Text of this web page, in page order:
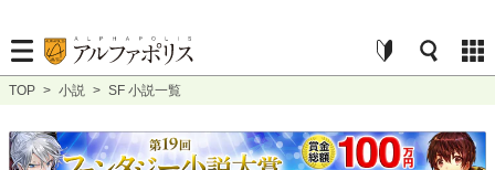
TOP > 小説 > SF 小説一覧